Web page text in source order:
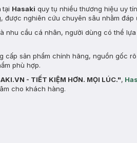
tại Hasaki quy tụ nhiều thương hiệu uy
được nghiên cứu chuyên sâu nhằm
nhu cầu cá nhân, người dùng có thể
cấp sản phẩm chính hãng, nguồn gốc
phù hợp.
- TIẾT KIỆM HƠN. MỌI LÚC.",
cho khách hàng.